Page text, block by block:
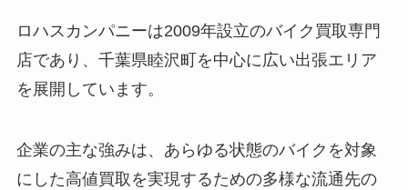
ロハスカンパニーは2009年設立のバイク買取専門
店であり、千葉県睦沢町を中心に広い出張エリア
を展開しています。
企業の主な強みは、あらゆる状態のバイクを対象
にした高値買取を実現するための多様な流通先の